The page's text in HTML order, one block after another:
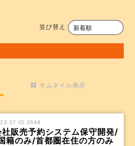
並び替え
サムネイル表示
ID:3548
社販売予約システム保守開発/
籍のみ/首都圏在住の方のみ